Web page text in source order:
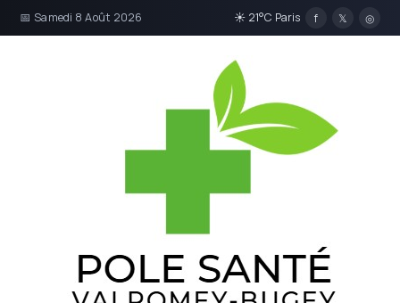
📅 Samedi 8 Août 2026 ☀ 21°C Paris f 𝕏 ◎